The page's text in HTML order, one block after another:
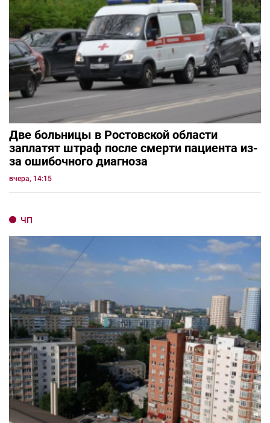
Две больницы в Ростовской области
заплатят штраф после смерти пациента из-
за ошибочного диагноза
вчера, 14:15
ЧП